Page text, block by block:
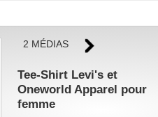
2 MÉDIAS
Tee-Shirt Levi's et
Oneworld Apparel pour
femme